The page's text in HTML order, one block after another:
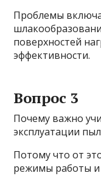
Проблемы
поверхностей
эффективности.
Вопрос 3
Почему важно
эксплуатации
Потому что от
режимы работы и